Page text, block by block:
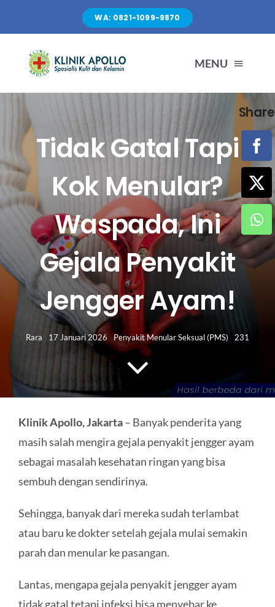
content
WA: 0821-1099-9870
MENU
TENTANG KAMI
LAYANAN
FASILITAS
ARTIKEL
HUBUNGI KAMI
Search
Tidak Gatal Tapi
Kok Menular?
Waspada, Ini
Gejala Penyakit
Jengger Ayam!
Rara 17 Januari 2026 Penyakit Menular Seksual (PMS) 231
Klinik Apollo, Jakarta– Banyak penderita yang
masih salah mengira gejala penyakit jengger ayam
sebagai masalah kesehatan ringan yang bisa
sembuh dengan sendirinya.
Sehingga, banyak dari mereka sudah terlambat
atau baru ke dokter setelah gejala mulai semakin
parah dan menular ke pasangan.
Lantas, mengapa gejala penyakit jengger ayam
tidak gatal tetapi infeksi bisa menyebar ke
Share